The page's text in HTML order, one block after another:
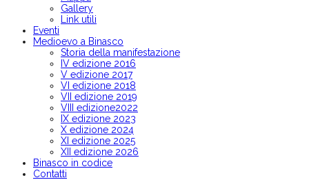
Gallery
Link utili
Eventi
Medioevo a Binasco
Storia della manifestazione
IV edizione 2016
V edizione 2017
VI edizione 2018
VII edizione 2019
VIII edizione2022
IX edizione 2023
X edizione 2024
XI edizione 2025
XII edizione 2026
Binasco in codice
Contatti